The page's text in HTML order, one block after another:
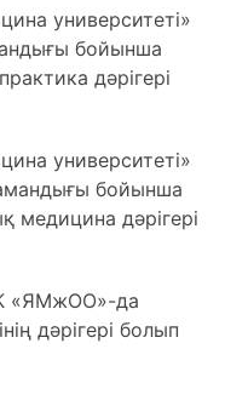
университеті»
бойынша
дәрігері
университеті»
бойынша
медицина дәрігері
«ЯМжОО»-да
дәрігері болып